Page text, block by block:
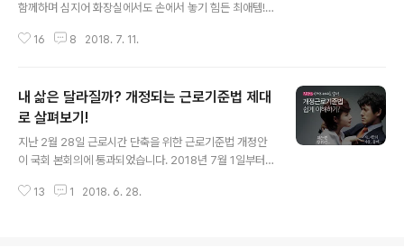
함께하며 심지어 화장실에서도 손에서 놓기 힘든 최애템!
악~ 상상하기도 싫은 비상 상태! 이렇듯 현대인의 필수품
공감하실텐데요~ 깨톡이나 SNS, 게임, 그리고 다양한 앱
을 통한 스마트한 활동들을 하고 있답니다. 그렇다면 이 스
마트폰 앱을 활용하면 직장생활도 더욱 효율적으로, 더욱
재미있게 할 수 있지 않을까요? 어떤 스마트폰 앱이 여러분
의 직장 라이프를 더욱 편리하게 만들어줄지 몇가지 팁을
알려드릴께요. ● 명함정리를 더 쉽고, 효율적으로! - 리멤
16 8 2018. 7. 11.
내 삶은 달라질까? 개정되는 근로기준법 제대
로 살펴보기!
지난 2월 28일 근로시간 단축을 위한 근로기준법 개정안
이 국회 본회의에 통과되었습니다. 2018년 7월 1일부터
이상 사업장과 공공기관은 1주 최대 근로시간이 68시간에
13 1 2018. 6. 28.